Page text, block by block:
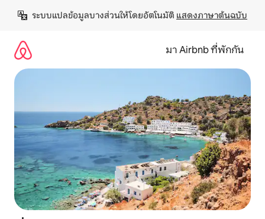
เนื้อหา
ระบบแปลข้อมูลบางส่วนให้โดยอัตโนมัติ แสดงภาษาต้นฉบับ
มา Airbnb ที่พักกัน